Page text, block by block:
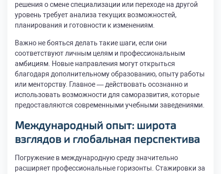
решения о смене специализации или переходе на другой
уровень требует анализа текущих возможностей,
планирования и готовности к изменениям.
Важно не бояться делать такие шаги, если они
соответствуют личным целям и профессиональным
амбициям. Новые направления могут открыться
благодаря дополнительному образованию, опыту работы
или менторству. Главное — действовать осознанно и
использовать возможности для саморазвития, которые
предоставляются современными учебными заведениями.
Международный опыт: широта
взглядов и глобальная перспектива
Погружение в международную среду значительно
расширяет профессиональные горизонты. Стажировки за